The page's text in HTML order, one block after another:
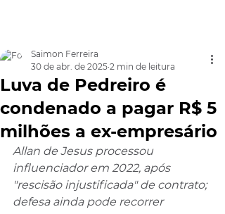
Luva de Pedreiro é
condenado a pagar R$ 5
milhões a ex-empresário
Saimon Ferreira
30 de abr. de 2025 2 min de leitura
Allan de Jesus processou
influenciador em 2022, após
"rescisão injustificada" de contrato;
defesa ainda pode recorrer